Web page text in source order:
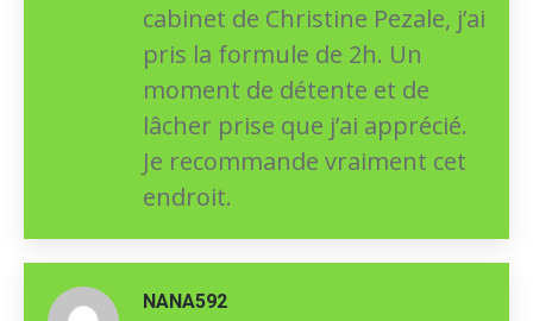
cabinet de Christine Pezale, j’ai
pris la formule de 2h. Un
moment de détente et de
lâcher prise que j’ai apprécié.
Je recommande vraiment cet
endroit.
NANA592